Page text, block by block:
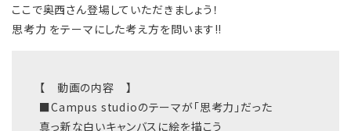
ここで奥西さん登場していただきましょう！
思考力 をテーマにした考え方を問います‼
【 動画の内容 】
■Campus studioのテーマが「思考力」だった
真っ新な白いキャンバスに絵を描こう